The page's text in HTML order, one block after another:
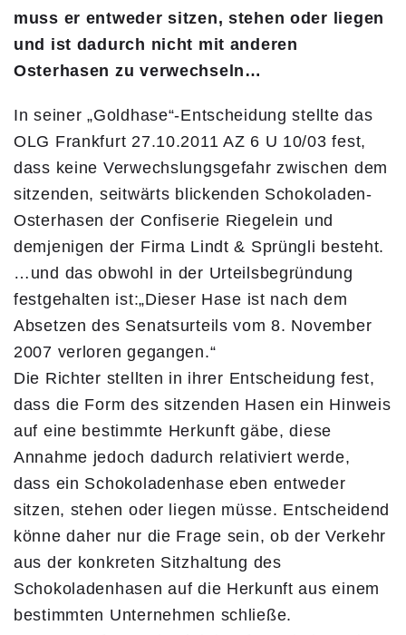
muss er entweder sitzen, stehen oder liegen
und ist dadurch nicht mit anderen
Osterhasen zu verwechseln…
In seiner „Goldhase“-Entscheidung stellte das
OLG Frankfurt 27.10.2011 AZ 6 U 10/03 fest,
dass keine Verwechslungsgefahr zwischen dem
sitzenden, seitwärts blickenden Schokoladen-
Osterhasen der Confiserie Riegelein und
demjenigen der Firma Lindt & Sprüngli besteht.
…und das obwohl in der Urteilsbegründung
festgehalten ist:„Dieser Hase ist nach dem
Absetzen des Senatsurteils vom 8. November
2007 verloren gegangen.“
Die Richter stellten in ihrer Entscheidung fest,
dass die Form des sitzenden Hasen ein Hinweis
auf eine bestimmte Herkunft gäbe, diese
Annahme jedoch dadurch relativiert werde,
dass ein Schokoladenhase eben entweder
sitzen, stehen oder liegen müsse. Entscheidend
könne daher nur die Frage sein, ob der Verkehr
aus der konkreten Sitzhaltung des
Schokoladenhasen auf die Herkunft aus einem
bestimmten Unternehmen schließe.